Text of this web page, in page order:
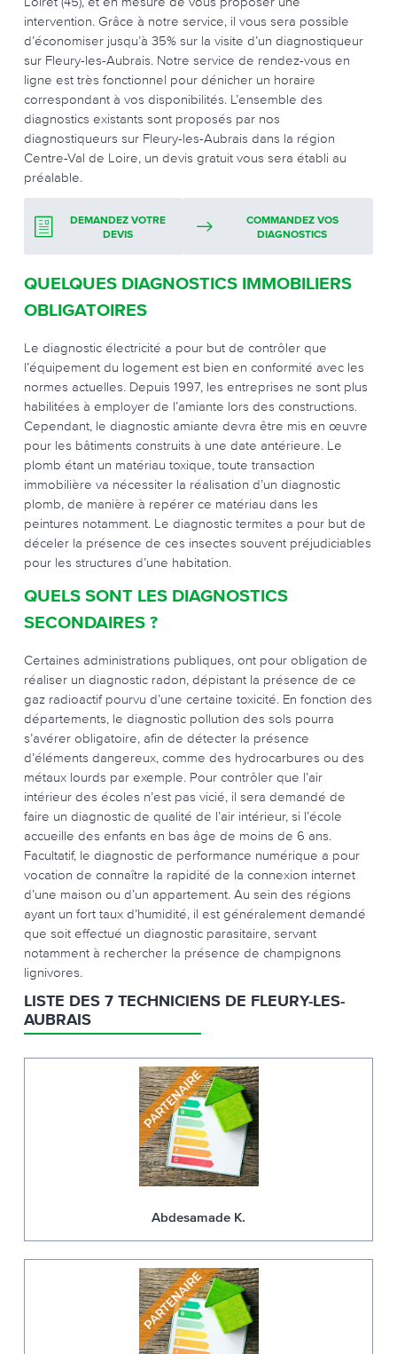
intervention. Grâce à notre service, il vous sera possible
d’économiser jusqu’à 35% sur la visite d’un diagnostiqueur
sur Fleury-les-Aubrais. Notre service de rendez-vous en
ligne est très fonctionnel pour dénicher un horaire
correspondant à vos disponibilités. L’ensemble des
diagnostics existants sont proposés par nos
diagnostiqueurs sur Fleury-les-Aubrais dans la région
Centre-Val de Loire, un devis gratuit vous sera établi au
préalable.
DEMANDEZ VOTRE
DEVIS
COMMANDEZ VOS
DIAGNOSTICS
QUELQUES DIAGNOSTICS IMMOBILIERS
OBLIGATOIRES
Le diagnostic électricité a pour but de contrôler que
l’équipement du logement est bien en conformité avec les
normes actuelles. Depuis 1997, les entreprises ne sont plus
habilitées à employer de l’amiante lors des constructions.
Cependant, le diagnostic amiante devra être mis en œuvre
pour les bâtiments construits à une date antérieure. Le
plomb étant un matériau toxique, toute transaction
immobilière va nécessiter la réalisation d’un diagnostic
plomb, de manière à repérer ce matériau dans les
peintures notamment. Le diagnostic termites a pour but de
déceler la présence de ces insectes souvent préjudiciables
pour les structures d’une habitation.
QUELS SONT LES DIAGNOSTICS
SECONDAIRES ?
Certaines administrations publiques, ont pour obligation de
réaliser un diagnostic radon, dépistant la présence de ce
gaz radioactif pourvu d’une certaine toxicité. En fonction des
départements, le diagnostic pollution des sols pourra
s’avérer obligatoire, afin de détecter la présence
d’éléments dangereux, comme des hydrocarbures ou des
métaux lourds par exemple. Pour contrôler que l’air
intérieur des écoles n’est pas vicié, il sera demandé de
faire un diagnostic de qualité de l’air intérieur, si l’école
accueille des enfants en bas âge de moins de 6 ans.
Facultatif, le diagnostic de performance numérique a pour
vocation de connaître la rapidité de la connexion internet
d’une maison ou d’un appartement. Au sein des régions
ayant un fort taux d’humidité, il est généralement demandé
que soit effectué un diagnostic parasitaire, servant
notamment à rechercher la présence de champignons
lignivores.
LISTE DES 7 TECHNICIENS DE FLEURY-LES-
AUBRAIS
Abdesamade K.